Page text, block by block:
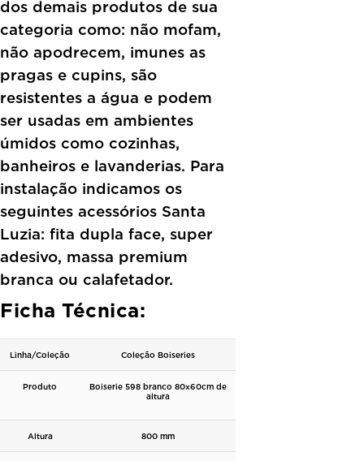
dos demais produtos de sua
categoria como: não mofam,
não apodrecem, imunes as
pragas e cupins, são
resistentes a água e podem
ser usadas em ambientes
úmidos como cozinhas,
banheiros e lavanderias. Para
instalação indicamos os
seguintes acessórios Santa
Luzia: fita dupla face, super
adesivo, massa premium
branca ou calafetador.
Ficha Técnica:
Linha/Coleção Coleção Boiseries
Produto
Boiserie 598 branco 80x60cm de
altura
Altura 800 mm